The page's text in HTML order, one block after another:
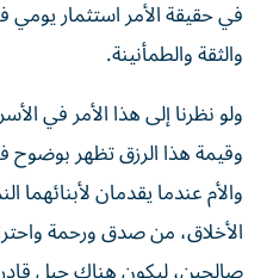
في حقيقة الأمر استثمار يومي
والثقة والطمأنينة.
ولو نظرنا إلى هذا الأمر في
وقيمة هذا الرزق تظهر بوضوح
والأم عندما يقدمان
الأخلاق، من صدق ورحمة